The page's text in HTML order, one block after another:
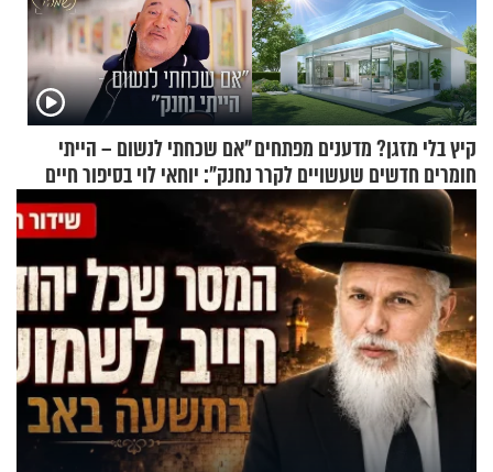
קיץ בלי מזגן? מדענים מפתחים
חומרים חדשים שעשויים לקרר
בתים
"אם שכחתי לנשום – הייתי
נחנק": יוחאי לוי בסיפור חיים
מעורר השראה